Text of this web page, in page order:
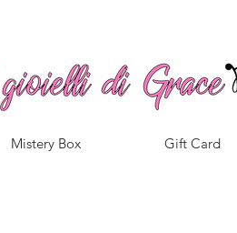
Mistery Box Gift Card